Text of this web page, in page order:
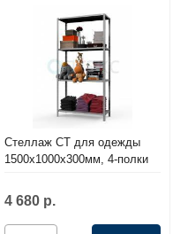
Стеллаж СТ для одежды
1500х1000х300мм, 4-полки
4 680 р.